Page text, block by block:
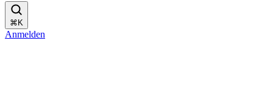
⌘ K
Anmelden